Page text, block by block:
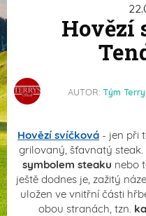
Hovězí
AUTOR: Tým
Hovězí svíčková - jen při
grilovaný, šťavnatý
symbolem steaku nebo
ještě dodnes je, zažitý
uložen ve vnitřní části
obou stranách, tzn.